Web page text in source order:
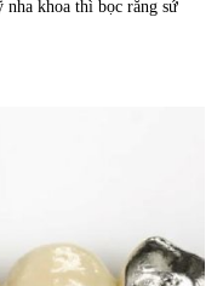
nha khoa thì bọc răng sứ